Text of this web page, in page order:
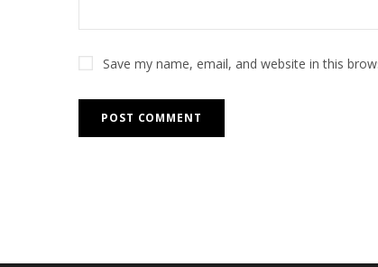
Save my name, email, and website in this